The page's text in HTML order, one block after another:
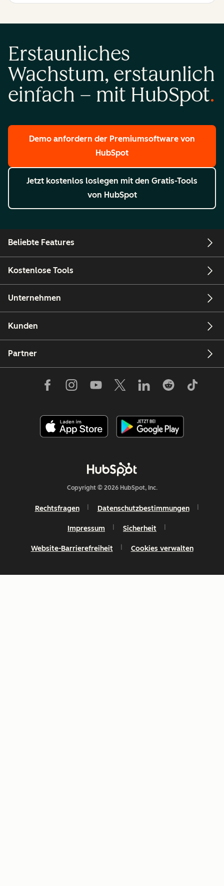
Erstaunliches
Wachstum, erstaunlich
einfach – mit HubSpot
Demo anfordern der Premiumsoftware von
HubSpot
Jetzt kostenlos loslegen mit den Gratis-Tools
von HubSpot
Beliebte Features
Kostenlose Tools
Unternehmen
Kunden
Partner
Copyright © 2026 HubSpot, Inc.
Rechtsfragen Datenschutzbestimmungen
Impressum Sicherheit
Website-Barrierefreiheit Cookies verwalten